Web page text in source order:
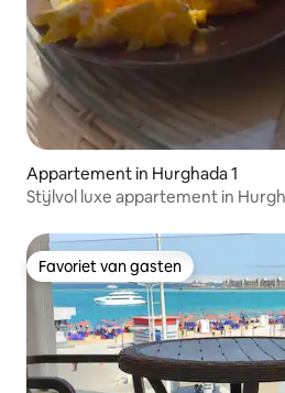
Appartement in Hurghada 1
Stijlvol luxe appartement in
Favoriet van gasten
Favoriet van gasten